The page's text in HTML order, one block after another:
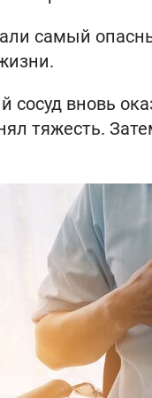
самый
сосуд вновь
тяжесть.